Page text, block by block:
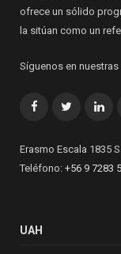
ofrece un sólido
la sitúan como un
Síguenos en
FacebookTwitter
Erasmo Escala 1835
Teléfono: +56 9 7283
UAH